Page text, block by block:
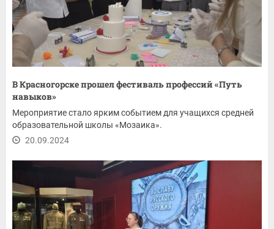
В Красногорске прошел фестиваль профессий «Путь
навыков»
Мероприятие стало ярким событием для учащихся средней
образовательной школы «Мозаика».
20.09.2024